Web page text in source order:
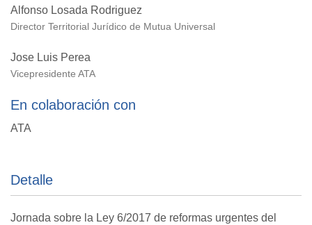
Alfonso Losada Rodriguez
Director Territorial Jurídico de Mutua Universal
Jose Luis Perea
Vicepresidente ATA
En colaboración con
ATA
Detalle
Jornada sobre la Ley 6/2017 de reformas urgentes del